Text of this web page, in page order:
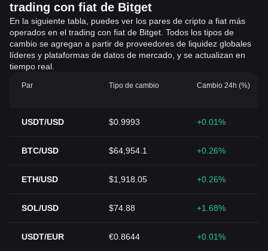
trading con fiat de Bitget
En la siguiente tabla, puedes ver los pares de cripto a fiat más
operados en el trading con fiat de Bitget. Todos los tipos de
cambio se agregan a partir de proveedores de liquidez globales
líderes y plataformas de datos de mercado, y se actualizan en
tiempo real.
Par Tipo de cambio Cambio 24h (%)
USDT/USD $0.9993 +0.01%
BTC/USD $64,954.1 +0.26%
ETH/USD $1,918.05 +0.26%
SOL/USD $74.88 +1.68%
USDT/EUR €0.8644 +0.01%